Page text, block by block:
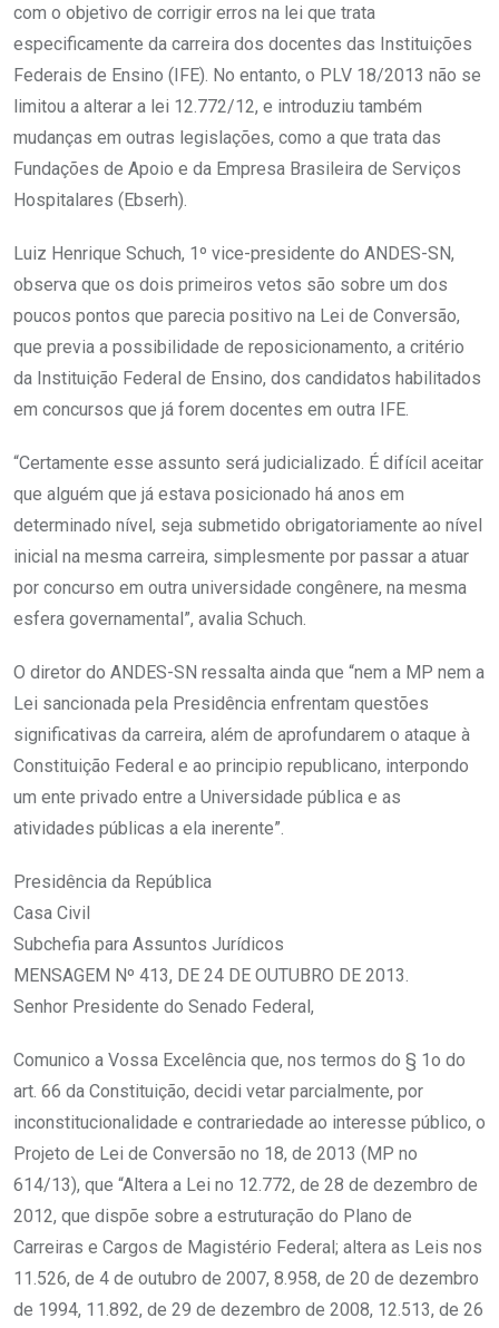
com o objetivo de corrigir erros na lei que trata
especificamente da carreira dos docentes das Instituições
Federais de Ensino (IFE). No entanto, o PLV 18/2013 não se
limitou a alterar a lei 12.772/12, e introduziu também
mudanças em outras legislações, como a que trata das
Fundações de Apoio e da Empresa Brasileira de Serviços
Hospitalares (Ebserh).
Luiz Henrique Schuch, 1º vice-presidente do ANDES-SN,
observa que os dois primeiros vetos são sobre um dos
poucos pontos que parecia positivo na Lei de Conversão,
que previa a possibilidade de reposicionamento, a critério
da Instituição Federal de Ensino, dos candidatos habilitados
em concursos que já forem docentes em outra IFE.
“Certamente esse assunto será judicializado. É difícil aceitar
que alguém que já estava posicionado há anos em
determinado nível, seja submetido obrigatoriamente ao nível
inicial na mesma carreira, simplesmente por passar a atuar
por concurso em outra universidade congênere, na mesma
esfera governamental”, avalia Schuch.
O diretor do ANDES-SN ressalta ainda que “nem a MP nem a
Lei sancionada pela Presidência enfrentam questões
significativas da carreira, além de aprofundarem o ataque à
Constituição Federal e ao principio republicano, interpondo
um ente privado entre a Universidade pública e as
atividades públicas a ela inerente”.
Presidência da República
Casa Civil
Subchefia para Assuntos Jurídicos
MENSAGEM Nº 413, DE 24 DE OUTUBRO DE 2013.
Senhor Presidente do Senado Federal,
Comunico a Vossa Excelência que, nos termos do § 1o do
art. 66 da Constituição, decidi vetar parcialmente, por
inconstitucionalidade e contrariedade ao interesse público, o
Projeto de Lei de Conversão no 18, de 2013 (MP no
614/13), que “Altera a Lei no 12.772, de 28 de dezembro de
2012, que dispõe sobre a estruturação do Plano de
Carreiras e Cargos de Magistério Federal; altera as Leis nos
11.526, de 4 de outubro de 2007, 8.958, de 20 de dezembro
de 1994, 11.892, de 29 de dezembro de 2008, 12.513, de 26